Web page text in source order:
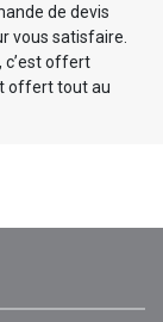
de devis
vous satisfaire.
c’est offert
offert tout au